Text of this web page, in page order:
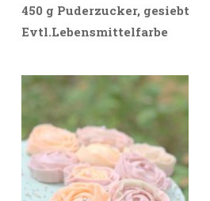
450 g Puderzucker, gesiebt
Evtl.Lebensmittelfarbe